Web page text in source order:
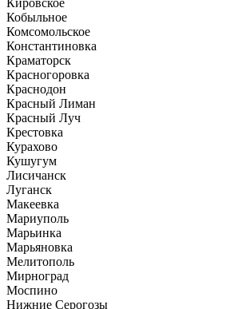
Кировское
Кобыльное
Комсомольское
Константиновка
Краматорск
Красногоровка
Краснодон
Красный Лиман
Красный Луч
Крестовка
Курахово
Кушугум
Лисичанск
Луганск
Макеевка
Мариуполь
Марьинка
Марьяновка
Мелитополь
Мирноград
Моспино
Нижние Серогозы